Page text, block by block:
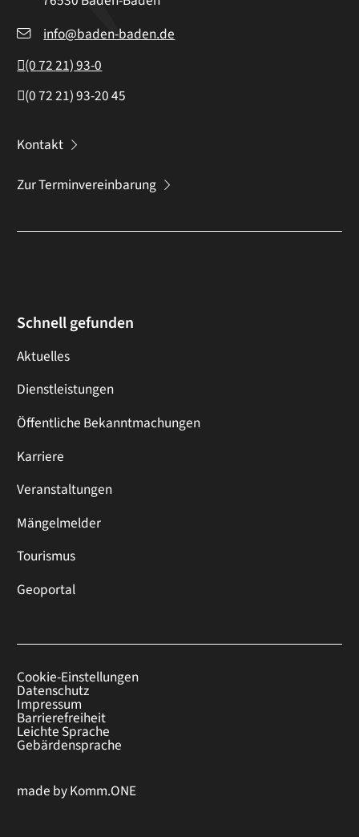
info@baden-baden.de
(07221) 93-0
(07221) 93-2045
Kontakt
Zur Terminvereinbarung
Schnell gefunden
Aktuelles
Dienstleistungen
Öffentliche Bekanntmachungen
Karriere
Veranstaltungen
Mängelmelder
Tourismus
Geoportal
Cookie-Einstellungen
Datenschutz
Impressum
Barrierefreiheit
Leichte Sprache
Gebärdensprache
made byKomm.ONE